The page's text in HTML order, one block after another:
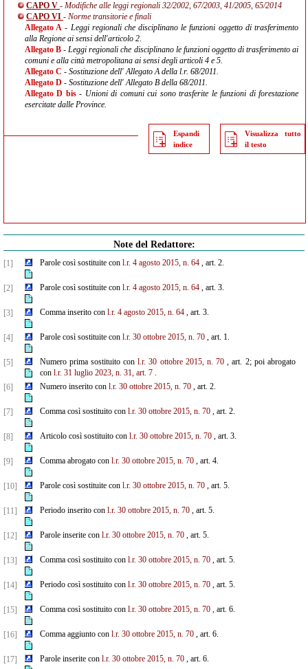
CAPO V - Modifiche alle leggi regionali 32/2002, 67/2003, 41/2005, 65/2014
CAPO VI - Norme transitorie e finali
Allegato A - Leggi regionali che disciplinano le funzioni oggetto di trasferimento
alla Regione ai sensi dell'articolo 2.
Allegato B - Leggi regionali che disciplinano le funzioni oggetto di trasferimento ai
comuni e alla città metropolitana ai sensi degli articoli 4 e 5.
Allegato C - Sostituzione dell' Allegato A della l.r. 68/2011.
Allegato D - Sostituzione dell' Allegato B della 68/2011.
Allegato D bis- Unioni di comuni cui sono trasferite le funzioni di forestazione
esercitate dalle Province.
Espandi
indice
Visualizza tutto
il testo
Note del Redattore:
[1] Parole così sostituite con l.r. 4 agosto 2015, n. 64, art. 2.
[2] Parole così sostituite con l.r. 4 agosto 2015, n. 64, art. 3.
[3] Comma inserito con l.r. 4 agosto 2015, n. 64, art. 3.
[4] Parole così sostituite con l.r. 30 ottobre 2015, n. 70, art. 1.
[5] Numero prima sostituito conl.r. 30 ottobre 2015, n. 70 , art. 2; poi abrogato
con l.r. 31 luglio 2023, n. 31, art. 7.
[6]
Numero inserito con l.r. 30 ottobre 2015, n. 70, art. 2.
[7] Comma così sostituito con l.r. 30 ottobre 2015, n. 70, art. 2.
[8] Articolo così sostituito con l.r. 30 ottobre 2015, n. 70, art. 3.
[9] Comma abrogato con l.r. 30 ottobre 2015, n. 70, art. 4.
[10] Parole così sostituite con l.r. 30 ottobre 2015, n. 70, art. 5.
[11] Periodo inserito con l.r. 30 ottobre 2015, n. 70, art. 5.
[12] Parole inserite con l.r. 30 ottobre 2015, n. 70, art. 5.
[13] Comma così sostituito con l.r. 30 ottobre 2015, n. 70, art. 5.
[14] Periodo così sostituito con l.r. 30 ottobre 2015, n. 70, art. 5.
[15] Comma così sostituito con l.r. 30 ottobre 2015, n. 70, art. 6.
[16] Comma aggiunto con l.r. 30 ottobre 2015, n. 70, art. 6.
[17] Parole inserite con l.r. 30 ottobre 2015, n. 70, art. 6.